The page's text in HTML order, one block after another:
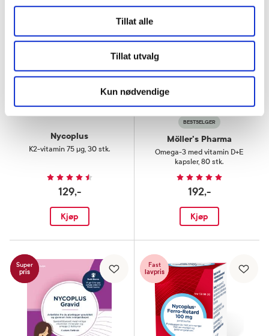
Tillat alle
Tillat utvalg
Kun nødvendige
Nycoplus
K2-vitamin 75 µg, 30 stk.
129,-
Kjøp
3for2
BESTSELGER
Möller's Pharma
Omega-3 med vitamin D+E
kapsler, 80 stk.
192,-
Kjøp
Super
pris
Fast
lavpris